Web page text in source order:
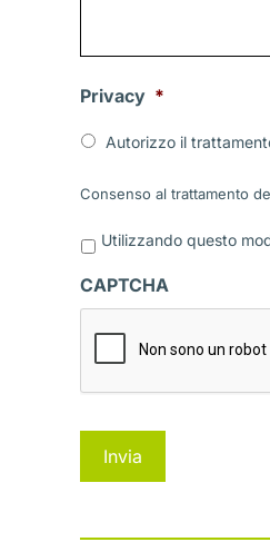
Privacy *
Autorizzo il
Consenso al trattamento
P
r
i
v
*
Utilizzando questo
CAPTCHA